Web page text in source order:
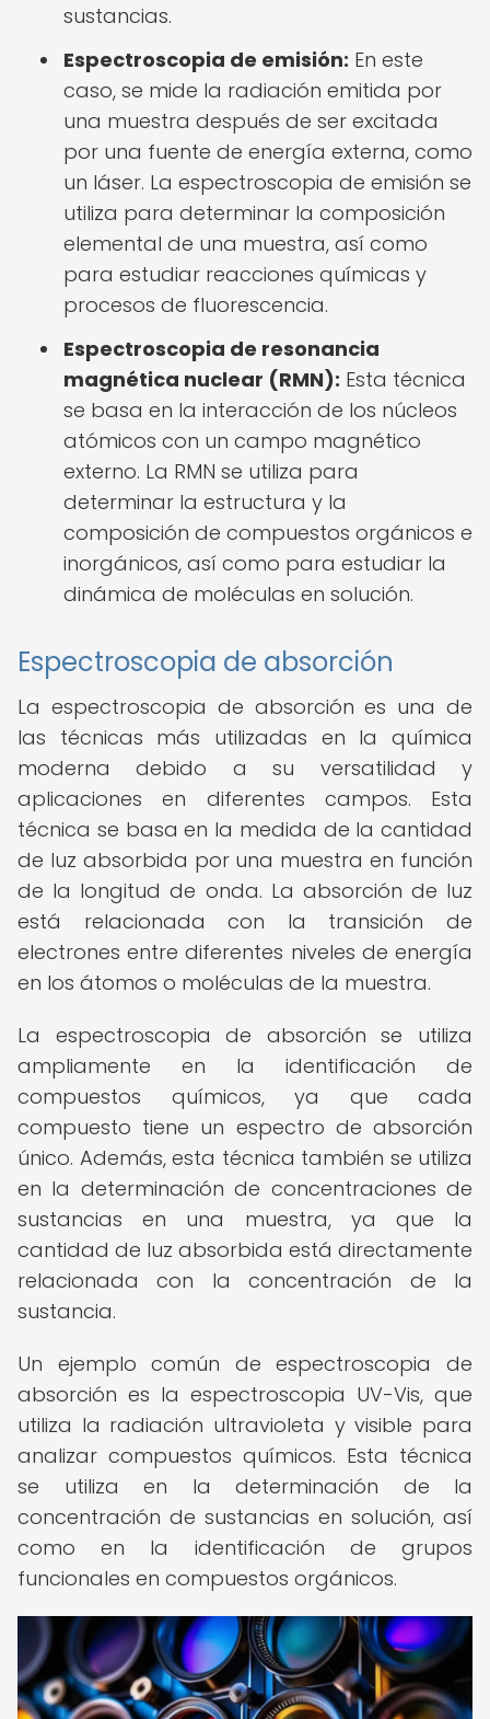
sustancias.
Espectroscopia de emisión: En este
caso, se mide la radiación emitida por
una muestra después de ser excitada
por una fuente de energía externa, como
un láser. La espectroscopia de emisión se
utiliza para determinar la composición
elemental de una muestra, así como
para estudiar reacciones químicas y
procesos de fluorescencia.
Espectroscopia de resonancia
magnética nuclear (RMN): Esta técnica
se basa en la interacción de los núcleos
atómicos con un campo magnético
externo. La RMN se utiliza para
determinar la estructura y la
composición de compuestos orgánicos e
inorgánicos, así como para estudiar la
dinámica de moléculas en solución.
Espectroscopia de absorción
La espectroscopia de absorción es una de
las técnicas más utilizadas en la química
moderna debido a su versatilidad y
aplicaciones en diferentes campos. Esta
técnica se basa en la medida de la cantidad
de luz absorbida por una muestra en función
de la longitud de onda. La absorción de luz
está relacionada con la transición de
electrones entre diferentes niveles de energía
en los átomos o moléculas de la muestra.
La espectroscopia de absorción se utiliza
ampliamente en la identificación de
compuestos químicos, ya que cada
compuesto tiene un espectro de absorción
único. Además, esta técnica también se utiliza
en la determinación de concentraciones de
sustancias en una muestra, ya que la
cantidad de luz absorbida está directamente
relacionada con la concentración de la
sustancia.
Un ejemplo común de espectroscopia de
absorción es la espectroscopia UV-Vis, que
utiliza la radiación ultravioleta y visible para
analizar compuestos químicos. Esta técnica
se utiliza en la determinación de la
concentración de sustancias en solución, así
como en la identificación de grupos
funcionales en compuestos orgánicos.